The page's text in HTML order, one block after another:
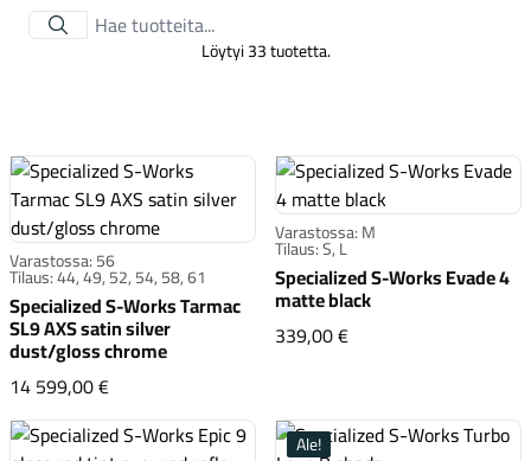
Tarvikkeet
Renkaat
Löytyi 33 tuotetta.
Varastossa: 56
Tilaus: 44, 49, 52, 54, 58, 61
Specialized S-Works Tarmac
SL9 AXS satin silver
dust/gloss chrome
14 599,00 €Specialized S-Works Tarmac SL9 AXS satin silver
Varastossa: M
Tilaus: S, L
Specialized S-Works Evade 4
matte black
339,00 €Specialized S-Works
Ale!